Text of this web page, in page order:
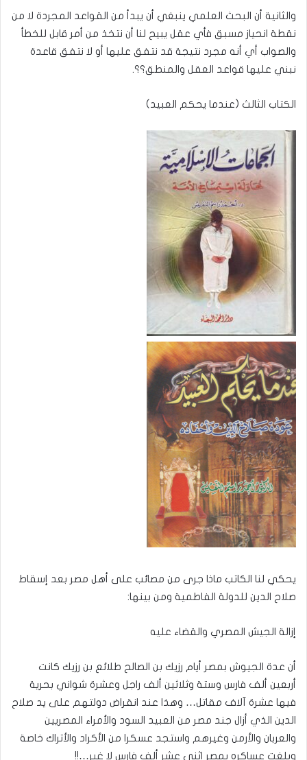
والثانية أن البحث العلمي ينبغي أن يبدأ من القواعد المجردة لا من
نقطة انحياز مسبق فأي عقل يبيح لنا أن نتخذ من أمر قابل للخطأ
والصواب أي أنه مجرد نتيجة قد نتفق عليها أو لا نتفق قاعدة
نبني عليها قواعد العقل والمنطق؟؟.
الكتاب الثالث (عندما يحكم العبيد)
يحكي لنا الكاتب ماذا جرى من مصائب على أهل مصر بعد إسقاط
صلاح الدين للدولة الفاطمية ومن بينها:
إزالة الجيش المصري والقضاء عليه
أن عدة الجيوش بمصر أيام رزيك بن الصالح طلائع بن رزيك كانت
أربعين ألف فارس وستة وثلاثين ألف راجل وعشرة شواني بحرية
فيها عشرة آلاف مقاتل… وهذا عند انقراض دولتهم على يد صلاح
الدين الذي أزال جند مصر من العبيد السود والأمراء المصريين
والعربان والأرمن وغيرهم واستجد عسكرا من الأكراد والأتراك خاصة
وبلغت عساكره بمصر اثني عشر ألف فارس لا غير…!!